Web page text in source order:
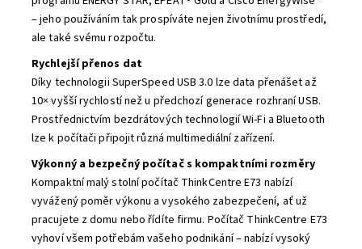
– jeho používáním tak prospíváte nejen životnímu prostředí,
ale také svému rozpočtu.
Rychlejší přenos dat
Díky technologii SuperSpeed USB 3.0 lze data přenášet až
10× vyšší rychlostí než u předchozí generace rozhraní USB.
Prostřednictvím bezdrátových technologií Wi-Fi a Bluetooth
lze k počítači připojit různá multimediální zařízení.
Výkonný a bezpečný počítač s kompaktními rozměry
Kompaktní malý stolní počítač ThinkCentre E73 nabízí
vyvážený poměr výkonu a vysokého zabezpečení, ať už
pracujete z domu nebo řídíte firmu. Počítač ThinkCentre E73
vyhoví všem potřebám vašeho podnikání – nabízí vysoký